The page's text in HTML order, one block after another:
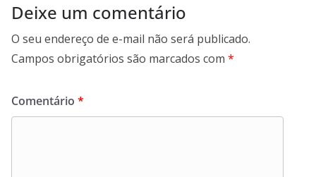
Deixe um comentário
O seu endereço de e-mail não será publicado.
Campos obrigatórios são marcados com *
Comentário *